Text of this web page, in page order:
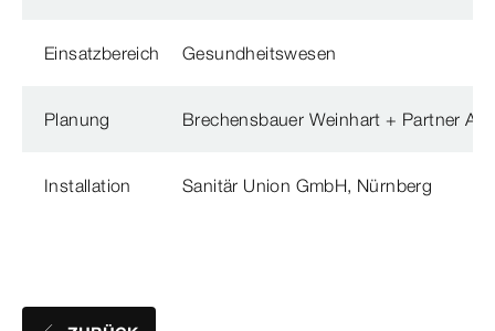
Einsatzbereich Gesundheitswesen
Planung Brechensbauer Weinhart + Partner
Installation Sanitär Union GmbH, Nürnberg